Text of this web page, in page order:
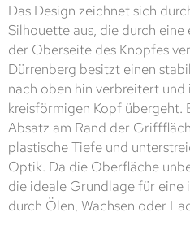
Das Design zeichnet sich
Silhouette aus, die durch
der Oberseite des Knopfes
Dürrenberg besitzt einen
nach oben hin verbreitert und
kreisförmigen Kopf übergeht.
Absatz am Rand der
plastische Tiefe und
Optik. Da die Oberfläche
die ideale Grundlage für
durch Ölen, Wachsen oder